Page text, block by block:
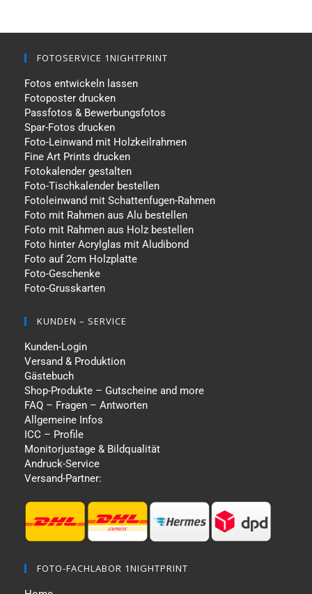
FOTOSERVICE 1NIGHTPRINT
Fotos entwickeln lassen
Fotoposter drucken
Passfotos & Bewerbungsfotos
Spar-Fotos drucken
Foto-Leinwand mit Holzkeilrahmen
Fine Art Prints drucken
Fotokalender gestalten
Foto-Tischkalender bestellen
Fotoleinwand mit Schattenfugen-Rahmen
Foto mit Rahmen aus Alu bestellen
Foto mit Rahmen aus Holz bestellen
Foto hinter Acrylglas mit Aludibond
Foto auf 2cm Holzplatte
Foto-Geschenke
Foto-Grusskarten
KUNDEN – SERVICE
Kunden-Login
Versand & Produktion
Gästebuch
Shop-Produkte – Gutscheine and more
FAQ – Fragen – Antworten
Allgemeine Infos
ICC – Profile
Monitorjustage & Bildqualität
Andruck-Service
Versand-Partner:
FOTO-FACHLABOR 1NIGHTPRINT